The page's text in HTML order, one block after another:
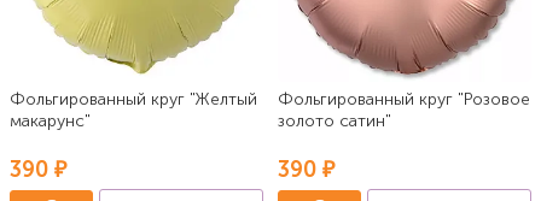
Фольгированный круг "Желтый
макарунс"
390 ₽
Фольгированный круг "Розовое
золото сатин"
390 ₽